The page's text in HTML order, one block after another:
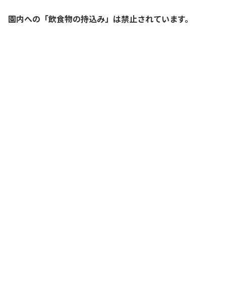
園内への「飲食物の持込み」は禁止されています。